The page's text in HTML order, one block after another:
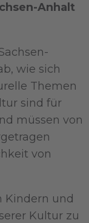
Anhalt
wie sich
Themen
sind für
müssen von
von
Kindern und
Kultur zu